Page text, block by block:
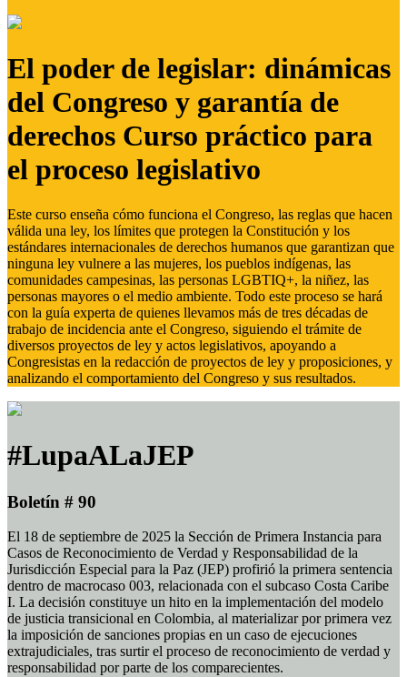
El poder de legislar: dinámicas
del Congreso y garantía de
derechos Curso práctico para
el proceso legislativo
Este curso enseña cómo funciona el Congreso, las reglas que hacen
válida una ley, los límites que protegen la Constitución y los
estándares internacionales de derechos humanos que garantizan que
ninguna ley vulnere a las mujeres, los pueblos indígenas, las
comunidades campesinas, las personas LGBTIQ+, la niñez, las
personas mayores o el medio ambiente. Todo este proceso se hará
con la guía experta de quienes llevamos más de tres décadas de
trabajo de incidencia ante el Congreso, siguiendo el trámite de
diversos proyectos de ley y actos legislativos, apoyando a
Congresistas en la redacción de proyectos de ley y proposiciones, y
analizando el comportamiento del Congreso y sus resultados.
#LupaALaJEP
Boletín # 90
El 18 de septiembre de 2025 la Sección de Primera Instancia para
Casos de Reconocimiento de Verdad y Responsabilidad de la
Jurisdicción Especial para la Paz (JEP) profirió la primera sentencia
dentro de macrocaso 003, relacionada con el subcaso Costa Caribe
I. La decisión constituye un hito en la implementación del modelo
de justicia transicional en Colombia, al materializar por primera vez
la imposición de sanciones propias en un caso de ejecuciones
extrajudiciales, tras surtir el proceso de reconocimiento de verdad y
responsabilidad por parte de los comparecientes.